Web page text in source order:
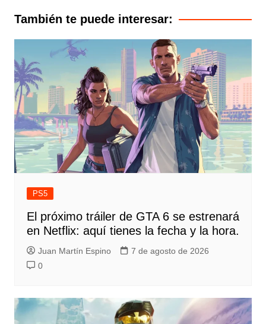
entradas
También te puede interesar:
PS5
El próximo tráiler de GTA 6 se estrenará
en Netflix: aquí tienes la fecha y la hora.
Juan Martín Espino
7 de agosto de 2026
0